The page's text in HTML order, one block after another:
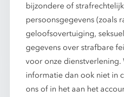
bijzondere of
persoonsgegevens (zoals
geloofsovertuiging,
gegevens over strafbare
voor onze dienstverlening.
informatie dan ook niet in
ons of in het aan het